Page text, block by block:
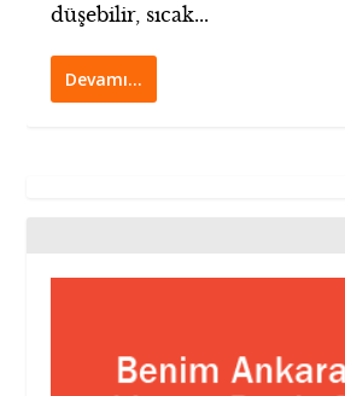
düşebilir, sıcak...
Devamı…